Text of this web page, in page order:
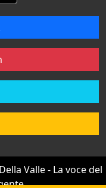
Valle - La voce del